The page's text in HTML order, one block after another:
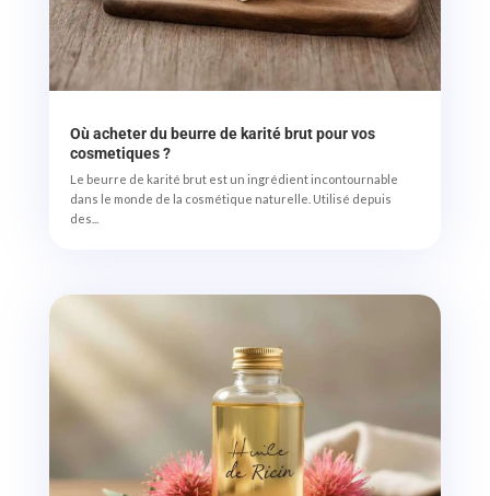
Où acheter du beurre de karité brut pour vos
cosmetiques ?
Le beurre de karité brut est un ingrédient incontournable
dans le monde de la cosmétique naturelle. Utilisé depuis
des...